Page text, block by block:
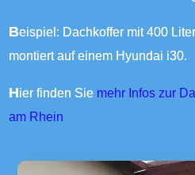
Beispiel: Dachkoffer mit 400 Liter Volumen, von uns
montiert auf einem Hyundai i30.
Hier finden Sie mehr Infos zur
am Rhein